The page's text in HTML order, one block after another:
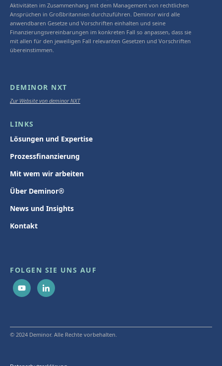
Aktivitäten im Zusammenhang mit dem Management von rechtlichen
Ansprüchen in Großbritannien durchzuführen. Deminor wird alle
anwendbaren Gesetze und Vorschriften einhalten und seine
Finanzierungsvereinbarungen im konkreten Fall so anpassen, dass sie
mit allen für den jeweiligen Fall relevanten Gesetzen und Vorschriften
übereinstimmen.
DEMINOR NXT
Zur Website von deminor NXT
LINKS
Lösungen und Expertise
Prozessfinanzierung
Mit wem wir arbeiten
Über Deminor®
News und Insights
Kontakt
FOLGEN SIE UNS AUF
© 2024 Deminor. Alle Rechte vorbehalten.